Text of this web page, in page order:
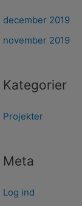
december 2019
november 2019
Kategorier
Projekter
Meta
Log ind